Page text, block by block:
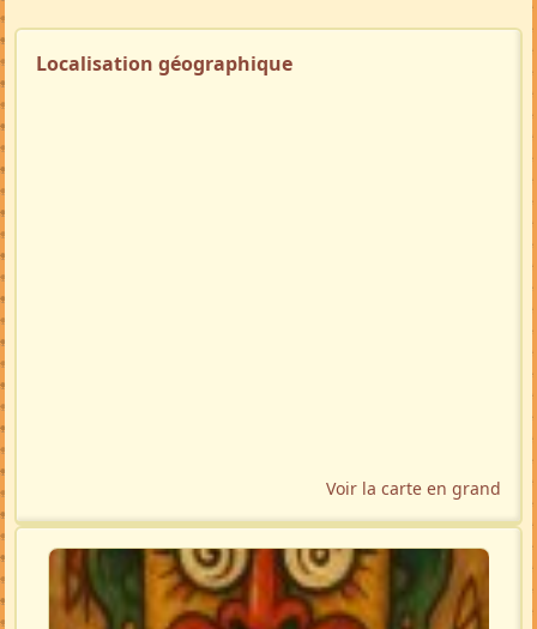
Localisation géographique
Voir la carte en grand